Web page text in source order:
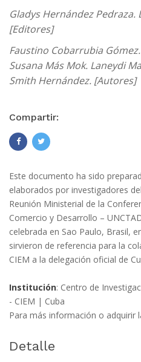
Gladys Hernández
[Editores]
Faustino Cobarrubia
Susana Más Mok. Laneydi
Smith Hernández. [Autores]
Compartir:
Este documento ha sido
elaborados por investigadores
Reunión Ministerial de la
Comercio y Desarrollo –
celebrada en Sao Paulo, Brasil,
sirvieron de referencia para la
CIEM a la delegación oficial de
Institución: Centro de
- CIEM | Cuba
Para más información o adquirir
Detalle